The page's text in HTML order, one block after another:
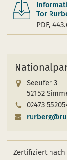
Tor
PDF,
Seeufer 3
52152
02473
Zertifiziert nach